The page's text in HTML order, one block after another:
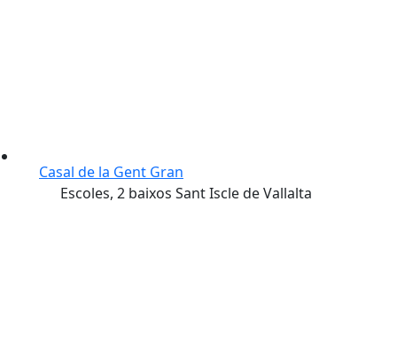
Casal de la Gent Gran
Escoles, 2 baixos Sant Iscle de Vallalta